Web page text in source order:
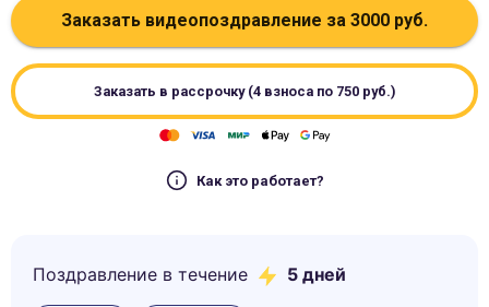
Заказать видеопоздравление за 3000 руб.
Заказать в рассрочку (4 взноса по 750руб.)
Как это работает?
Поздравление в течение 5 дней